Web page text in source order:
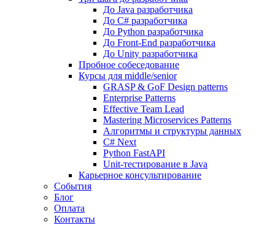
До Java разработчика
До C# разработчика
До Python разработчика
До Front-End разработчика
До Unity разработчика
Пробное собеседование
Курсы для middle/senior
GRASP & GoF Design patterns
Enterprise Patterns
Effective Team Lead
Mastering Microservices Patterns
Алгоритмы и структуры данных
C# Next
Python FastAPI
Unit-тестирование в Java
Карьерное консультирование
События
Блог
Оплата
Контакты